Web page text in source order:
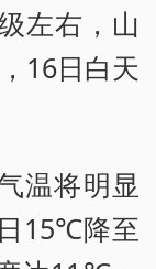
左右，山
16日白天
温将明显
15℃降至